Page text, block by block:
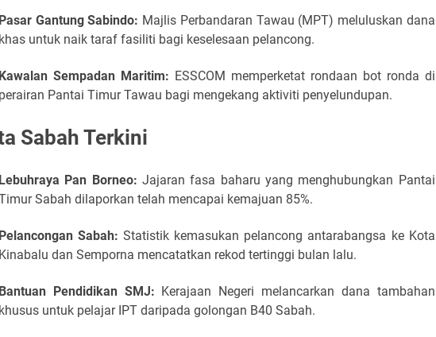
Pasar Gantung Sabindo: Majlis Perbandaran Tawau (MPT) meluluskan dana
khas untuk naik taraf fasiliti bagi keselesaan pelancong.
Kawalan Sempadan Maritim: ESSCOM memperketat rondaan bot ronda di
perairan Pantai Timur Tawau bagi mengekang aktiviti penyelundupan.
Sabah Terkini
Lebuhraya Pan Borneo: Jajaran fasa baharu yang menghubungkan Pantai
Sabah dilaporkan telah mencapai kemajuan 85%.
Pelancongan Sabah: Statistik kemasukan pelancong antarabangsa ke Kota
Kinabalu dan Semporna mencatatkan rekod tertinggi bulan lalu.
Bantuan Pendidikan SMJ: Kerajaan Negeri melancarkan dana tambahan
khusus untuk pelajar IPT daripada golongan B40 Sabah.